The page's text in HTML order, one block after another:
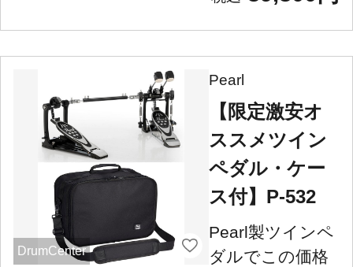
DrumCenter
Pearl
【限定激安オ
ススメツイン
ペダル・ケー
ス付】P-532
Pearl製ツインペ
ダルでこの価格